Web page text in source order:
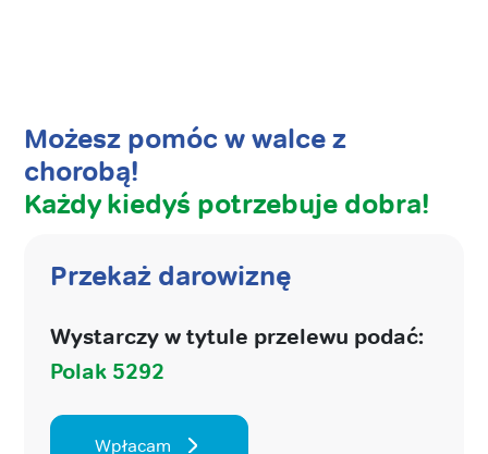
Możesz pomóc w walce z
chorobą!
Każdy kiedyś potrzebuje dobra!
Przekaż darowiznę
Wystarczy w tytule przelewu podać:
Polak 5292
Wpłacam